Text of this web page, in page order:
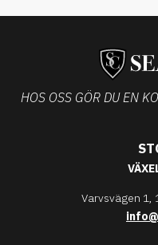
HOS OSS GÖR DU EN
Varvsvägen 1,